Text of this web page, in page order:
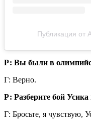
Публикация от
Р: Вы были в
Г: Верно.
Р: Разберите бой
Г: Бросьте, я чувствую,